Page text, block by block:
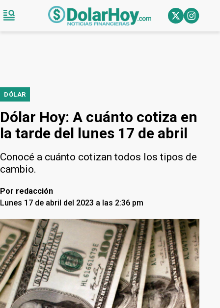
DÓLAR
Dólar Hoy: A cuánto cotiza en
la tarde del lunes 17 de abril
Conocé a cuánto cotizan todos los tipos de
cambio.
Por redacción
Lunes 17 de abril del 2023 a las 2:36 pm